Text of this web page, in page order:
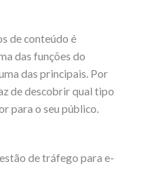
de conteúdo é
das funções do
das principais. Por
de descobrir qual tipo
para o seu público.
de tráfego para e-